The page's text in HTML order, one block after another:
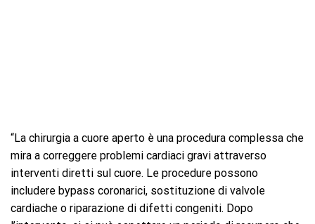
“La chirurgia a cuore aperto è una procedura complessa che
mira a correggere problemi cardiaci gravi attraverso
interventi diretti sul cuore. Le procedure possono
includere bypass coronarici, sostituzione di valvole
cardiache o riparazione di difetti congeniti. Dopo